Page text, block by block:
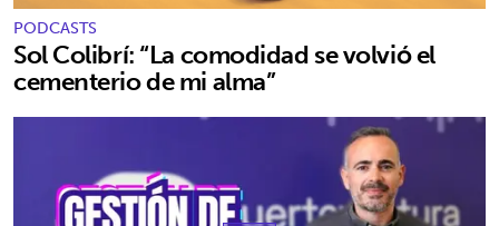
PODCASTS
Sol Colibrí: “La comodidad se volvió el
cementerio de mi alma”